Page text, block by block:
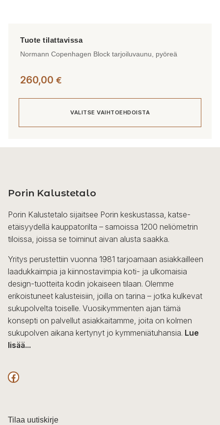
Normann Copenhagen Block tarjoiluvaunu, pyöreä
260,00 €
VALITSE VAIHTOEHDOISTA
muunnelma.
tehdä
valinnat
tuotteen
sivulla.
Porin Kalustetalo
Porin Kalustetalo sijaitsee Porin keskustassa, katse-
etäisyydellä kauppatorilta – samoissa 1200 neliömetrin
tiloissa, joissa se toiminut aivan alusta saakka.
Yritys perustettiin vuonna 1981 tarjoamaan asiakkailleen
laadukkaimpia ja kiinnostavimpia koti- ja ulkomaisia
design-tuotteita kodin jokaiseen tilaan. Olemme
erikoistuneet kalusteisiin, joilla on tarina – jotka kulkevat
sukupolvelta toiselle. Vuosikymmenten ajan tämä
konsepti on palvellut asiakkaitamme, joita on kolmen
sukupolven aikana kertynyt jo kymmeniätuhansia. Lue
lisää...
F
c
Tilaa uutiskirje